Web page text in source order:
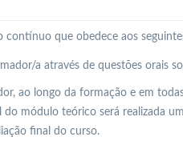
contínuo que obedece aos
a através de questões orais
ao longo da formação e em
módulo teórico será realizada
final do curso.